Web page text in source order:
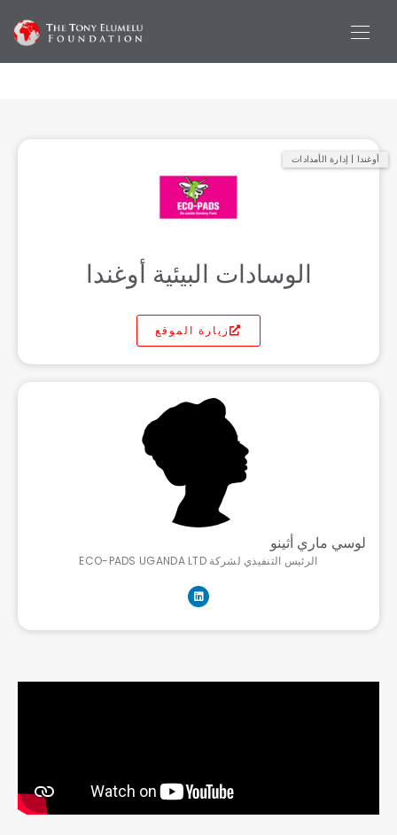
أوغندا | إدارة الأمدادات
الوسادات البيئية أوغندا
زيارة الموقع
لوسي ماري أثينو
الرئيس التنفيذي لشركة ECO-PADS UGANDA LTD